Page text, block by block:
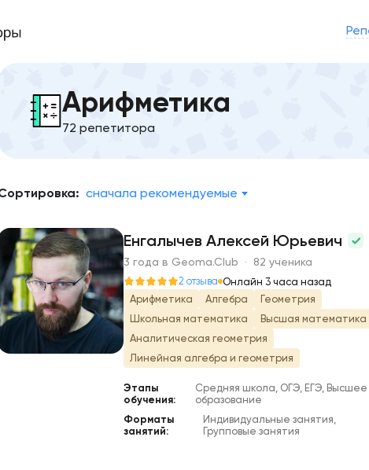
Арифметика
72 репетитора
сначала рекомендуемые
Е
Енгалычев Алексей Юрьевич
3 года в Geoma.Club · 82 ученика
2 отзыва Онлайн 3 часа назад
Арифметика
Алгебра
Геометрия
Школьная математика
Высшая математика
Аналитическая геометрия
Линейная алгебра и геометрия
Этапы
обучения:
Средняя школа, ОГЭ, ЕГЭ, Высшее
образование
Форматы
занятий:
Индивидуальные занятия,
Групповые занятия